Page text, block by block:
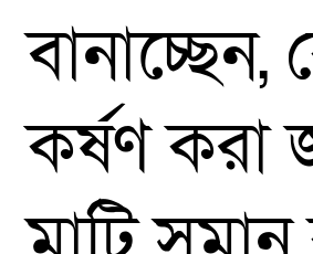
বানাচ্ছেন,
কর্ষণ করা